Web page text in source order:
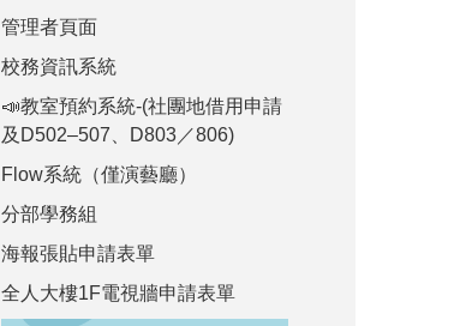
管理者頁面
校務資訊系統
📣教室預約系統-(社團地借用申請
及D502–507、D803／806)
Flow系統（僅演藝廳）
分部學務組
海報張貼申請表單
全人大樓1F電視牆申請表單